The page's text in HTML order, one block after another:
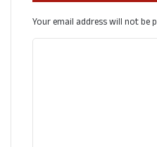
Your email address will not be